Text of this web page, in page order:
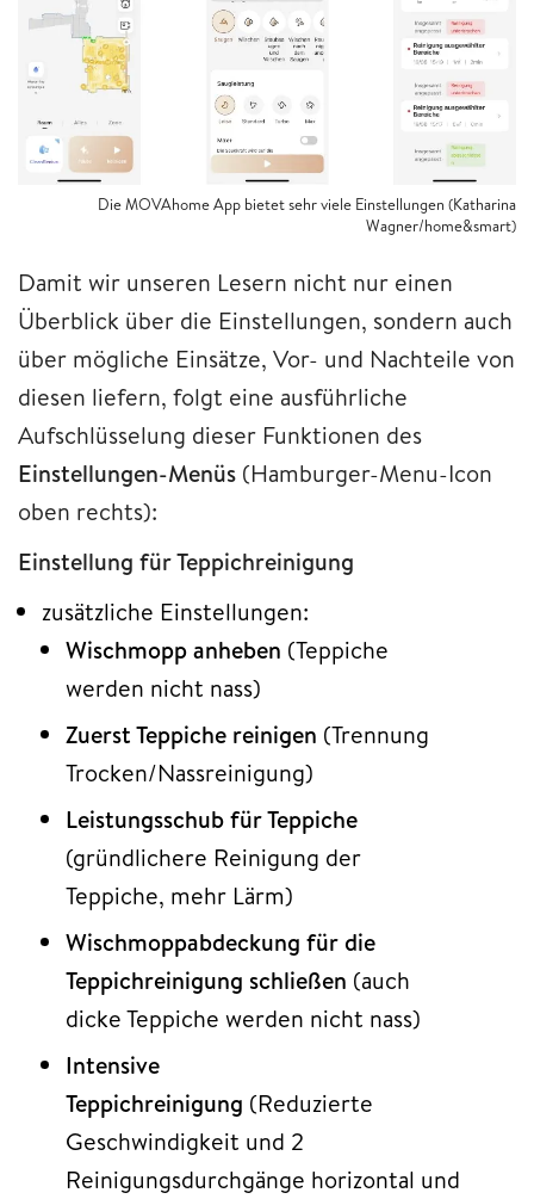
Die MOVAhome App bietet sehr viele Einstellungen (Katharina
Wagner/home&smart)
Damit wir unseren Lesern nicht nur einen
Überblick über die Einstellungen, sondern auch
über mögliche Einsätze, Vor- und Nachteile von
diesen liefern, folgt eine ausführliche
Aufschlüsselung dieser Funktionen des
Einstellungen-Menüs (Hamburger-Menu-Icon
oben rechts):
Einstellung für Teppichreinigung
zusätzliche Einstellungen:
Wischmopp anheben (Teppiche
werden nicht nass)
Zuerst Teppiche reinigen (Trennung
Trocken/Nassreinigung)
Leistungsschub für Teppiche
(gründlichere Reinigung der
Teppiche, mehr Lärm)
Wischmoppabdeckung für die
Teppichreinigung schließen (auch
dicke Teppiche werden nicht nass)
Intensive
Teppichreinigung (Reduzierte
Geschwindigkeit und 2
Reinigungsdurchgänge horizontal und